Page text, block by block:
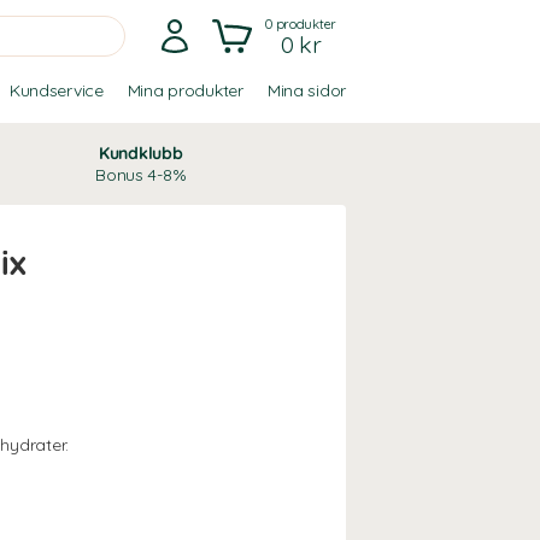
0produkter
0 kr
Kundservice Mina produkter Mina sidor
Kundklubb
Bonus 4-8%